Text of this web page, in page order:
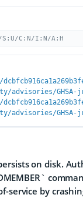
S:U/C:N/I:N/A:H
advisories/
advisories/
on disk.
service by